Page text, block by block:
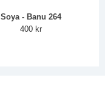
Soya - Banu 264
400 kr